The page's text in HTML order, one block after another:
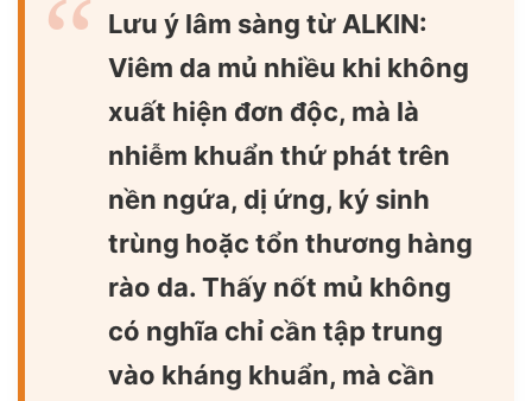
Lưu ý lâm sàng từ ALKIN:
Viêm da mủ nhiều khi không
xuất hiện đơn độc, mà là
nhiễm khuẩn thứ phát trên
nền ngứa, dị ứng, ký sinh
trùng hoặc tổn thương hàng
rào da. Thấy nốt mủ không
có nghĩa chỉ cần tập trung
vào kháng khuẩn, mà cần